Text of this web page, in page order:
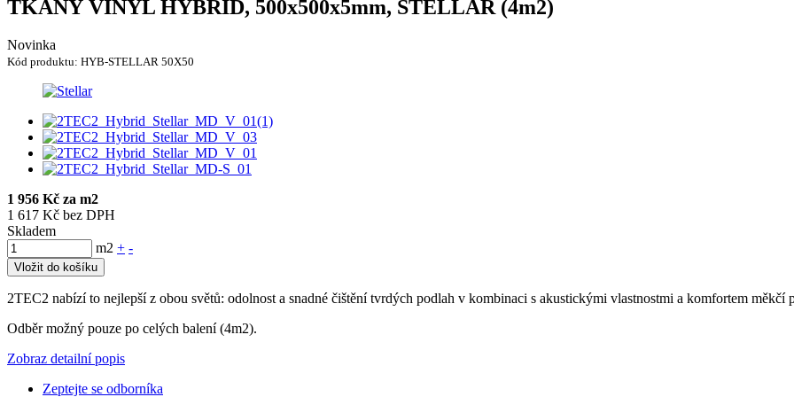
TKANÝ VINYL HYBRID, 500x500x5mm, STELLAR (4m2)
Novinka
Kód produktu: HYB-STELLAR 50X50
1 956 Kč za m2
1 617 Kč bez DPH
Skladem
m2 + -
Vložit do košíku
2TEC2 nabízí to nejlepší z obou světů: odolnost a snadné čištění tvrdých podlah v kombinaci s akustickými vlastnostmi a komfortem měkčí
Odběr možný pouze po celých balení (4m2).
Zobraz detailní popis
Zeptejte se odborníka